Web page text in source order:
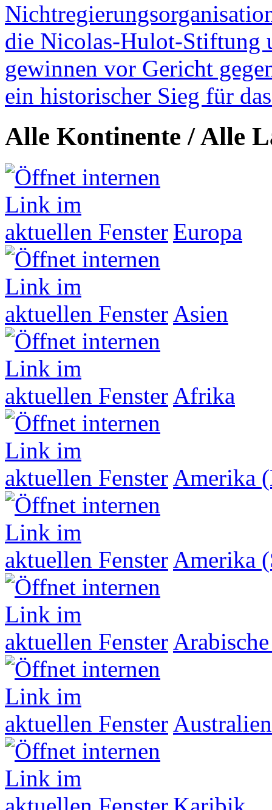
die Nicolas-Hulot-Stiftung
gewinnen vor Gericht
ein historischer Sieg für
Alle Kontinente / Alle
Europa
Asien
Afrika
Amerika
Amerika
Australien